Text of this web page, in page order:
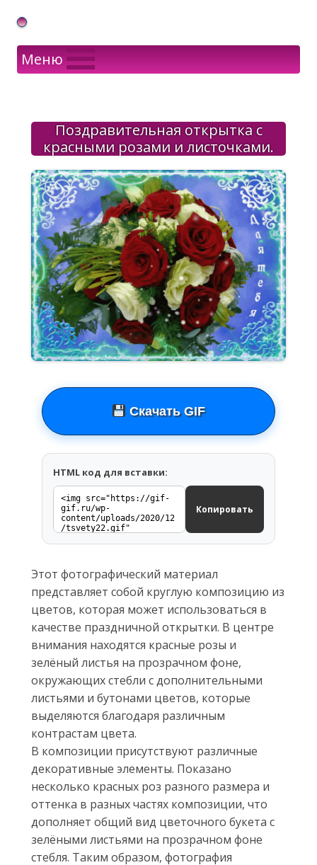
Gif Открытки в подарок
Меню
Поздравительная открытка с
красными розами и листочками.
Скачать GIF
HTML код для вставки:
Копировать
Этот фотографический материал
представляет собой круглую композицию из
цветов, которая может использоваться в
качестве праздничной открытки. В центре
внимания находятся красные розы и
зелёный листья на прозрачном фоне,
окружающих стебли с дополнительными
листьями и бутонами цветов, которые
выделяются благодаря различным
контрастам цвета.
В композиции присутствуют различные
декоративные элементы. Показано
несколько красных роз разного размера и
оттенка в разных частях композиции, что
дополняет общий вид цветочного букета с
зелёными листьями на прозрачном фоне
стебля. Таким образом, фотография